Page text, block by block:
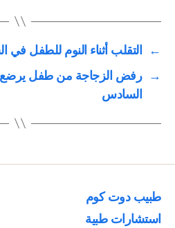
←
التقلب أثناء النوم للطفل
→
رفض الزجاجة من طفل يرضع
السادس
طبيب دوت كوم
استشارات طبية